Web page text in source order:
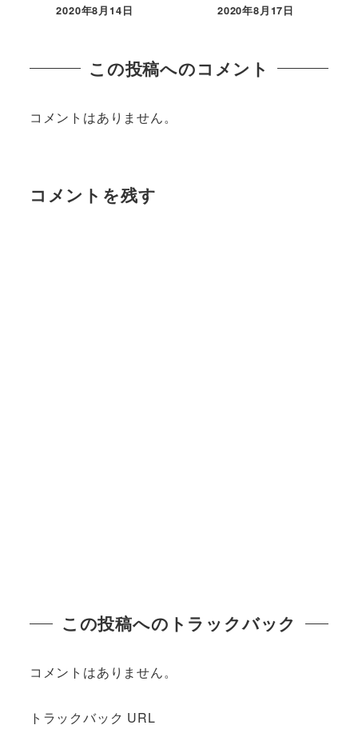
2020年8月14日
2020年8月17日
この投稿へのコメント
コメントはありません。
コメントを残す
この投稿へのトラックバック
コメントはありません。
トラックバック URL